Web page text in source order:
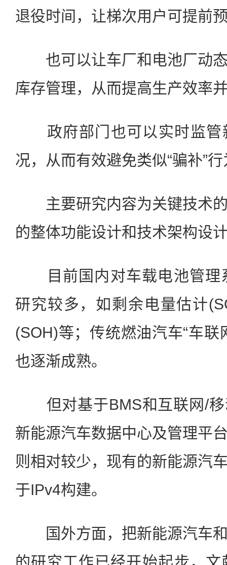
退役时间，让梯次用户可提前
也可以让车厂和电池厂动态
库存管理，从而提高生产效率
政府部门也可以实时监管
况，从而有效避免类似“骗补”
主要研究内容为关键技术的
的整体功能设计和技术架构设
目前国内对车载电池管理
研究较多，如剩余电量估计
(SOH)等；传统燃油汽车“车联
也逐渐成熟。
但对基于BMS和互联网/移
新能源汽车数据中心及管理平
则相对较少，现有的新能源汽
于IPv4构建。
国外方面，把新能源汽车和
的研究工作已经开始起步，